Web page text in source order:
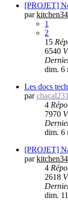
[PROJET]
parkitchen34
1
2
15
6540
dim. 6
Les docs
par
4
7970
dim. 6
[PROJET]
parkitchen34
4
2618
dim.